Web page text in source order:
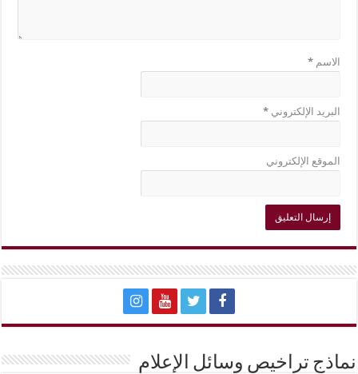
الاسم*
البريد الإلكتروني*
الموقع الإلكتروني
نماذج تراخيص وسائل الإعلام